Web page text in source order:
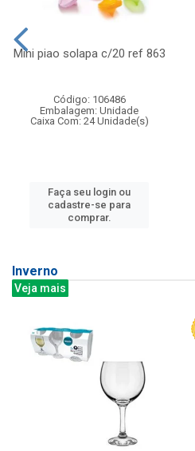
Mini piao solapa c/20 ref 863
Código: 106486
Embalagem: Unidade
Caixa Com: 24 Unidade(s)
Faça seu login ou
cadastre-se para
comprar.
Inverno
Veja mais